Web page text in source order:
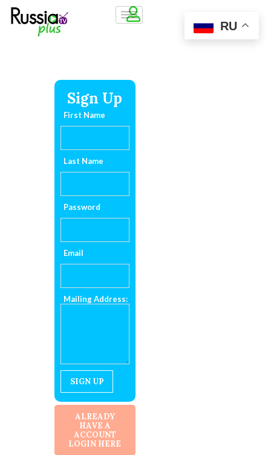
Sign Up
First Name
Last Name
Password
Email
Mailing Address:
ALREADY
HAVE A
ACCOUNT
LOGIN HERE
RU